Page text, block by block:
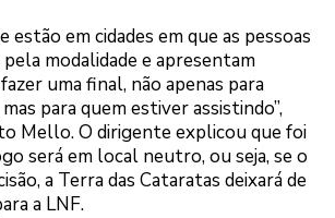
estão em cidades em que as pessoas
pela modalidade e apresentam
uma final, não apenas para
para quem estiver assistindo”,
Mello. O dirigente explicou que foi
será em local neutro, ou seja, se o
a Terra das Cataratas deixará de
a LNF.